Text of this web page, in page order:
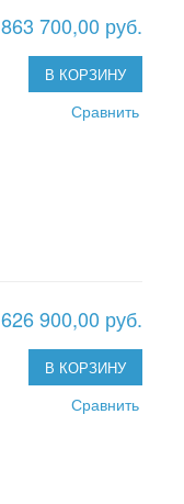
863 700,00 руб.
В КОРЗИНУ
Сравнить
626 900,00 руб.
В КОРЗИНУ
Сравнить